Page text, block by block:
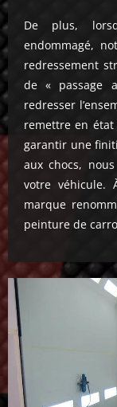
De plus,
endommagé,
redressement
de « passage
redresser
remettre en
garantir une
aux chocs,
votre véhicule.
marque
peinture de